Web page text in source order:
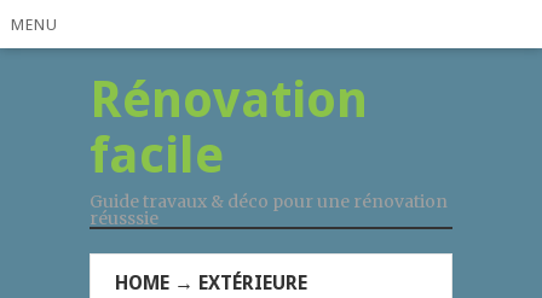
MENU
Rénovation
facile
Guide travaux & déco pour une rénovation
réusssie
HOME → EXTÉRIEURE